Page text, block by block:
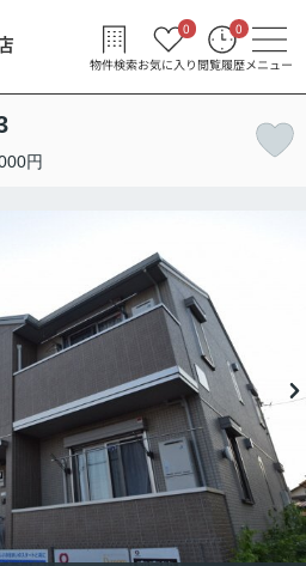
物件検索お気に入り
0
閲覧履歴
0
メニュー
円